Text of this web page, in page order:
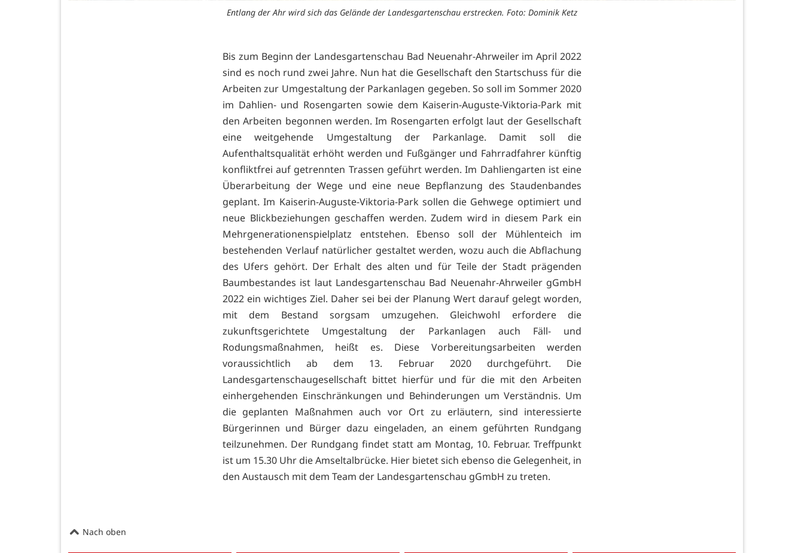
Entlang der Ahr wird sich das Gelände der Landesgartenschau erstrecken. Foto: Dominik Ketz
Bis zum Beginn der Landesgartenschau Bad Neuenahr-Ahrweiler im April 2022
sind es noch rund zwei Jahre. Nun hat die Gesellschaft den Startschuss für die
Arbeiten zur Umgestaltung der Parkanlagen gegeben. So soll im Sommer 2020
im Dahlien- und Rosengarten sowie dem Kaiserin-Auguste-Viktoria-Park mit
den Arbeiten begonnen werden. Im Rosengarten erfolgt laut der Gesellschaft
eine weitgehende Umgestaltung der Parkanlage. Damit soll die
Aufenthaltsqualität erhöht werden und Fußgänger und Fahrradfahrer künftig
konfliktfrei auf getrennten Trassen geführt werden. Im Dahliengarten ist eine
Überarbeitung der Wege und eine neue Bepflanzung des Staudenbandes
geplant. Im Kaiserin-Auguste-Viktoria-Park sollen die Gehwege optimiert und
neue Blickbeziehungen geschaffen werden. Zudem wird in diesem Park ein
Mehrgenerationenspielplatz entstehen. Ebenso soll der Mühlenteich im
bestehenden Verlauf natürlicher gestaltet werden, wozu auch die Abflachung
des Ufers gehört. Der Erhalt des alten und für Teile der Stadt prägenden
Baumbestandes ist laut Landesgartenschau Bad Neuenahr-Ahrweiler gGmbH
2022 ein wichtiges Ziel. Daher sei bei der Planung Wert darauf gelegt worden,
mit dem Bestand sorgsam umzugehen. Gleichwohl erfordere die
zukunftsgerichtete Umgestaltung der Parkanlagen auch Fäll- und
Rodungsmaßnahmen, heißt es. Diese Vorbereitungsarbeiten werden
voraussichtlich ab dem 13. Februar 2020 durchgeführt. Die
Landesgartenschaugesellschaft bittet hierfür und für die mit den Arbeiten
einhergehenden Einschränkungen und Behinderungen um Verständnis. Um
die geplanten Maßnahmen auch vor Ort zu erläutern, sind interessierte
Bürgerinnen und Bürger dazu eingeladen, an einem geführten Rundgang
teilzunehmen. Der Rundgang findet statt am Montag, 10. Februar. Treffpunkt
ist um 15.30 Uhr die Amseltalbrücke. Hier bietet sich ebenso die Gelegenheit, in
den Austausch mit dem Team der Landesgartenschau gGmbH zu treten.
Nach oben